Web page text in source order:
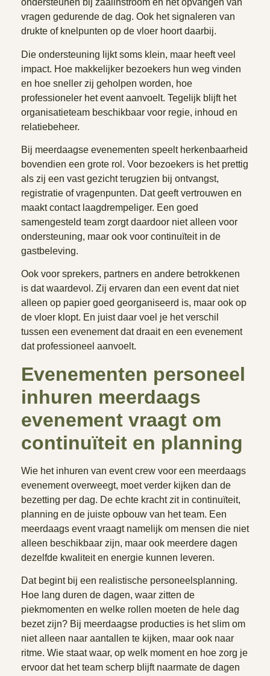
ondersteunen bij zaalinstroom en het opvangen van
vragen gedurende de dag. Ook het signaleren van
drukte of knelpunten op de vloer hoort daarbij.
Die ondersteuning lijkt soms klein, maar heeft veel
impact. Hoe makkelijker bezoekers hun weg vinden
en hoe sneller zij geholpen worden, hoe
professioneler het event aanvoelt. Tegelijk blijft het
organisatieteam beschikbaar voor regie, inhoud en
relatiebeheer.
Bij meerdaagse evenementen speelt herkenbaarheid
bovendien een grote rol. Voor bezoekers is het prettig
als zij een vast gezicht terugzien bij ontvangst,
registratie of vragenpunten. Dat geeft vertrouwen en
maakt contact laagdrempeliger. Een goed
samengesteld team zorgt daardoor niet alleen voor
ondersteuning, maar ook voor continuïteit in de
gastbeleving.
Ook voor sprekers, partners en andere betrokkenen
is dat waardevol. Zij ervaren dan een event dat niet
alleen op papier goed georganiseerd is, maar ook op
de vloer klopt. En juist daar voel je het verschil
tussen een evenement dat draait en een evenement
dat professioneel aanvoelt.
Evenementen personeel
inhuren meerdaags
evenement vraagt om
continuïteit en planning
Wie het inhuren van event crew voor een meerdaags
evenement overweegt, moet verder kijken dan de
bezetting per dag. De echte kracht zit in continuïteit,
planning en de juiste opbouw van het team. Een
meerdaags event vraagt namelijk om mensen die niet
alleen beschikbaar zijn, maar ook meerdere dagen
dezelfde kwaliteit en energie kunnen leveren.
Dat begint bij een realistische personeelsplanning.
Hoe lang duren de dagen, waar zitten de
piekmomenten en welke rollen moeten de hele dag
bezet zijn? Bij meerdaagse producties is het slim om
niet alleen naar aantallen te kijken, maar ook naar
ritme. Wie staat waar, op welk moment en hoe zorg je
ervoor dat het team scherp blijft naarmate de dagen